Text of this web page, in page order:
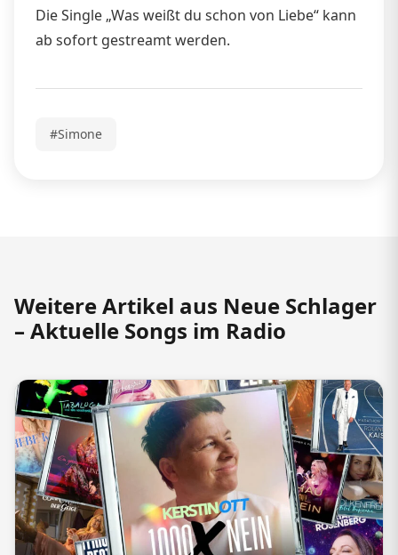
Die Single „Was weißt du schon von Liebe“ kann
ab sofort gestreamt werden.
#Simone
Weitere Artikel aus Neue Schlager
– Aktuelle Songs im Radio